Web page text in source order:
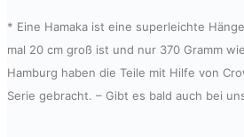
* Eine Hamaka ist eine superleichte
mal 20 cm groß ist und nur 370 Gramm
Hamburg haben die Teile mit Hilfe von
Serie gebracht. – Gibt es bald auch bei